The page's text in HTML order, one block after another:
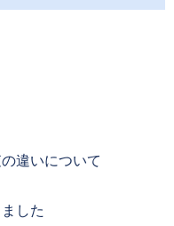
違いについて
した